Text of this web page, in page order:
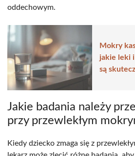
oddechowym.
Mokry
jakie leki
są
Jakie badania należy
przy przewlekłym
Kiedy dziecko zmaga się z